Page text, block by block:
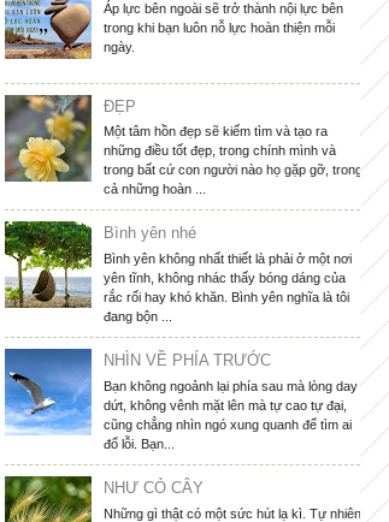
Áp lực bên ngoài sẽ trở thành nội lực bên
trong khi bạn luôn nỗ lực hoàn thiện mỗi
ngày.
ĐẸP
Một tâm hồn đẹp sẽ kiếm tìm và tạo ra
những điều tốt đẹp, trong chính mình và
trong bất cứ con người nào họ gặp gỡ, trong
cả những hoàn ...
Bình yên nhé
Bình yên không nhất thiết là phải ở một nơi
yên tĩnh, không nhác thấy bóng dáng của
rắc rối hay khó khăn. Bình yên nghĩa là tôi
đang bộn ...
NHÌN VỀ PHÍA TRƯỚC
Bạn không ngoảnh lại phía sau mà lòng day
dứt, không vênh mặt lên mà tự cao tự đại,
cũng chẳng nhìn ngó xung quanh để tìm ai
đổ lỗi. Bạn...
NHƯ CỎ CÂY
Những gì thật có một sức hút lạ kì. Tự nhiên